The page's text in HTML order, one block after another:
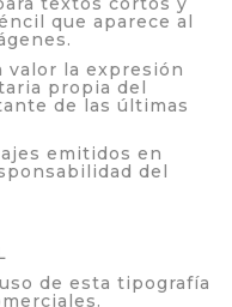
que aparece al
la expresión
propia del
de las últimas
emitidos en
del
de esta tipografía